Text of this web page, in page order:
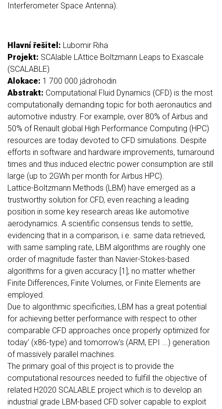
Interferometer Space Antenna).
Hlavní řešitel: Lubomir Riha
Projekt: SCAlable LAttice Boltzmann Leaps to Exascale
(SCALABLE)
Alokace: 1 700 000 jádrohodin
Abstrakt: Computational Fluid Dynamics (CFD) is the most
computationally demanding topic for both aeronautics and
automotive industry. For example, over 80% of Airbus and
50% of Renault global High Performance Computing (HPC)
resources are today devoted to CFD simulations. Despite
efforts in software and hardware improvements, turnaround
times and thus induced electric power consumption are still
large (up to 2GWh per month for Airbus HPC).
Lattice-Boltzmann Methods (LBM) have emerged as a
trustworthy solution for CFD, even reaching a leading
position in some key research areas like automotive
aerodynamics. A scientific consensus tends to settle,
evidencing that in a comparison, i.e. same data retrieved,
with same sampling rate, LBM algorithms are roughly one
order of magnitude faster than Navier-Stokes-based
algorithms for a given accuracy [1], no matter whether
Finite Differences, Finite Volumes, or Finite Elements are
employed.
Due to algorithmic specificities, LBM has a great potential
for achieving better performance with respect to other
comparable CFD approaches once properly optimized for
today' (x86-type) and tomorrow's (ARM, EPI ...) generation
of massively parallel machines.
The primary goal of this project is to provide the
computational resources needed to fulfill the objective of
related H2020 SCALABLE project which is to develop an
industrial grade LBM-based CFD solver capable to exploit